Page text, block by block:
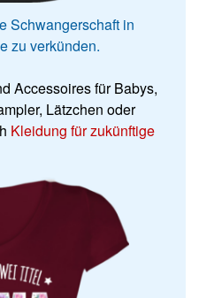
Schwangerschaft in
zu verkünden.
Accessoires für Babys,
Lätzchen oder
Kleidung für zukünftige